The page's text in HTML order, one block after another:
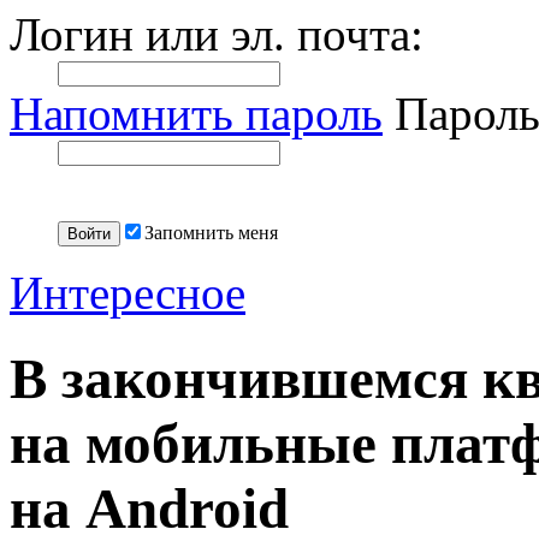
Логин или эл. почта:
Напомнить пароль
Запомнить меня
Интересное
В закончившемся
на мобильные
на Android